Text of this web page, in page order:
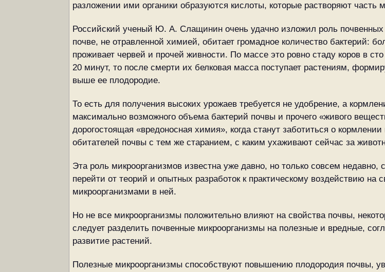
разложении ими органики образуются кислоты, которые растворяют часть
Российский ученый Ю. А. Слащинин очень удачно изложил роль почвенных
почве, не отравленной химией, обитает громадное количество бактерий:
проживает червей и прочей живности. По массе это ровно стаду коров в
20 минут, то после смерти их белковая масса поступает растениям,
выше ее плодородие.
То есть для получения высоких урожаев требуется не удобрение, а
максимально возможного объема бактерий почвы и прочего «живого
дорогостоящая «вредоносная химия», когда станут заботиться о
обитателей почвы с тем же старанием, с каким ухаживают сейчас за
Эта роль микроорганизмов известна уже давно, но только совсем
перейти от теорий и опытных разработок к практическому воздействию на
микроорганизмами в ней.
Но не все микроорганизмы положительно влияют на свойства почвы,
следует разделить почвенные микроорганизмы на полезные и вредные,
развитие растений.
Полезные микроорганизмы способствуют повышению плодородия почвы,